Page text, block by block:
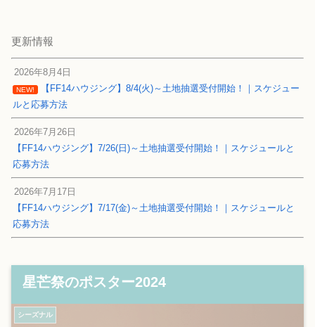
更新情報
2026年8月4日
NEW!
【FF14ハウジング】8/4(火)～土地抽選受付開始！｜スケジュー
ルと応募方法
2026年7月26日
【FF14ハウジング】7/26(日)～土地抽選受付開始！｜スケジュールと
応募方法
2026年7月17日
【FF14ハウジング】7/17(金)～土地抽選受付開始！｜スケジュールと
応募方法
星芒祭のポスター2024
シーズナル